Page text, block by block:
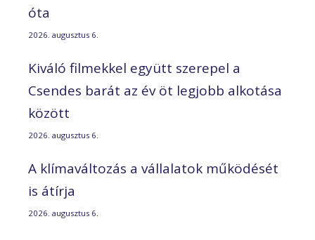
óta
2026. augusztus 6.
Kiváló filmekkel együtt szerepel a
Csendes barát az év öt legjobb alkotása
között
2026. augusztus 6.
A klímaváltozás a vállalatok működését
is átírja
2026. augusztus 6.